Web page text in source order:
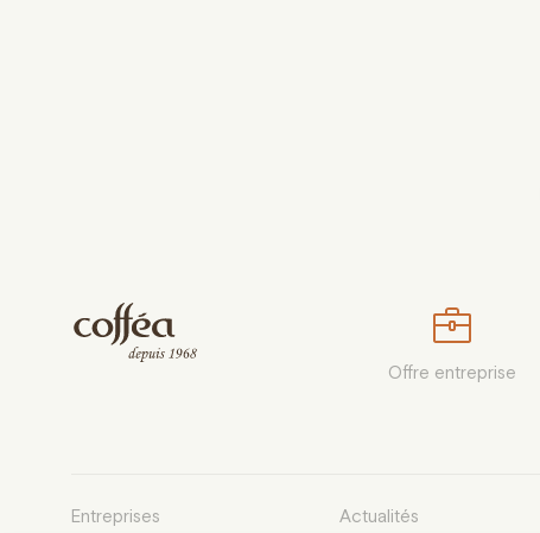
Offre entreprise
Entreprises Actualités